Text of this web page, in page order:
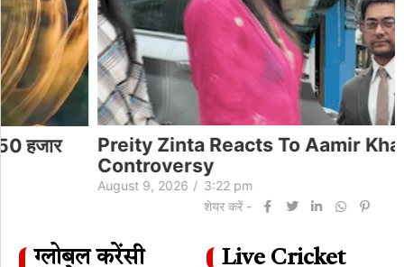
Preity Zinta Reacts To Aamir Khan
Controversy
August 9, 2026 / 3:22 pm
ग्लोबल करेंसी
Live Cricket